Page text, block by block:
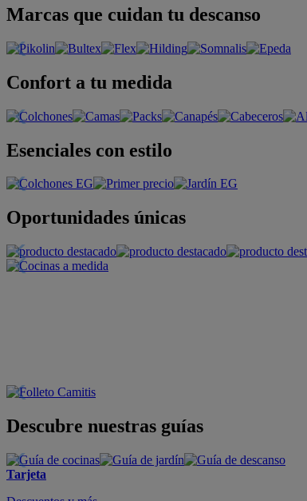
Marcas que cuidan tu descanso
Confort a tu medida
Esenciales con estilo
Oportunidades únicas
Descubre nuestras guías
Tarjeta